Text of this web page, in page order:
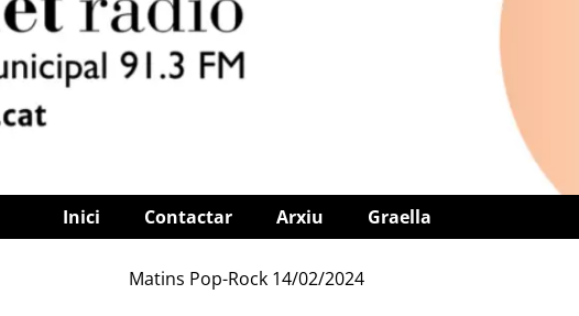
Inici Contactar Arxiu Graella
Matins Pop-Rock 14/02/2024